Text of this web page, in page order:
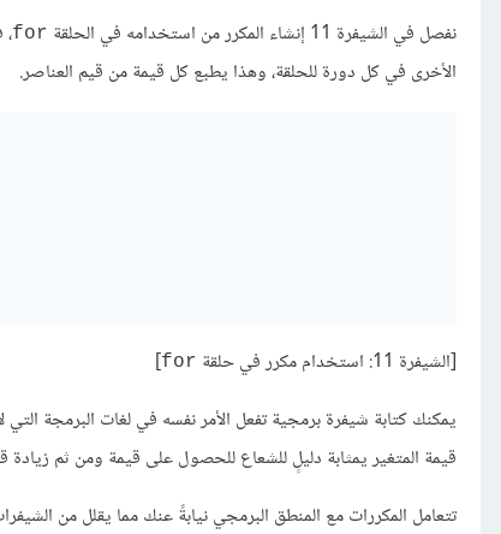
نفصل في الشيفرة 11 إنشاء المكرر من استخدامه في الحلقة
for
الأخرى في كل دورة للحلقة، وهذا يطبع كل قيمة من قيم العناصر.
[الشيفرة 11: استخدام مكرر في حلقة for
]
قيمة المتغير يمثابة دليلٍ للشعاع للحصول على قيمة ومن ثم
تتعامل المكررات مع المنطق البرمجي نيابةً عنك مما يقلل من